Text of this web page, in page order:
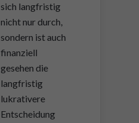
sich langfristig
nicht nur durch,
sondern ist auch
finanziell
gesehen die
langfristig
lukrativere
Entscheidung